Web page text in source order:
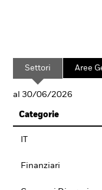
Settori Aree
al 30/06/2026
Categorie
Finanziari